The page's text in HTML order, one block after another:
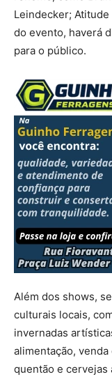
Leindecker;
do evento, haverá
para o público.
Além dos shows,
culturais locais,
invernadas
alimentação,
quentão e cervejas